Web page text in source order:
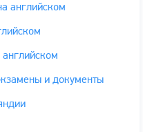
английском
и документы